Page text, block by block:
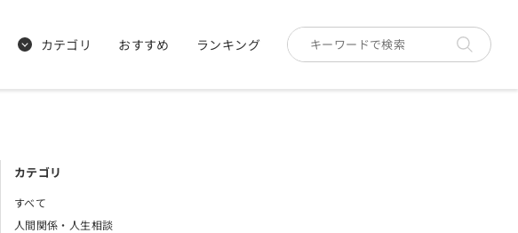
カテゴリ おすすめ ランキング
カテゴリ
すべて
人間関係・人生相談